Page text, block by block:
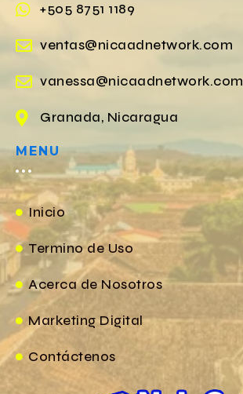
+505 8751 1189
ventas@nicaadnetwork.com
vanessa@nicaadnetwork.com
Granada, Nicaragua
MENU
Inicio
Termino de Uso
Acerca de Nosotros
Marketing Digital
Contáctenos